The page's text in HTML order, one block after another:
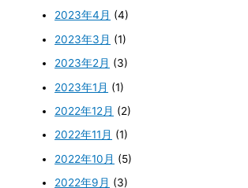
2023年4月 (4)
2023年3月 (1)
2023年2月 (3)
2023年1月 (1)
2022年12月 (2)
2022年11月 (1)
2022年10月 (5)
2022年9月 (3)